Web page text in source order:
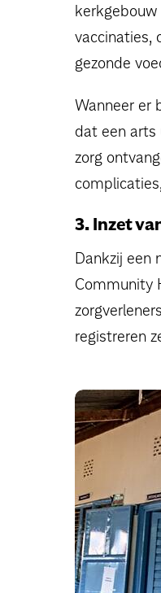
vaccinaties,
gezonde
Wanneer er
dat een arts
zorg
3. Inzet
Dankzij een
Community
registreren